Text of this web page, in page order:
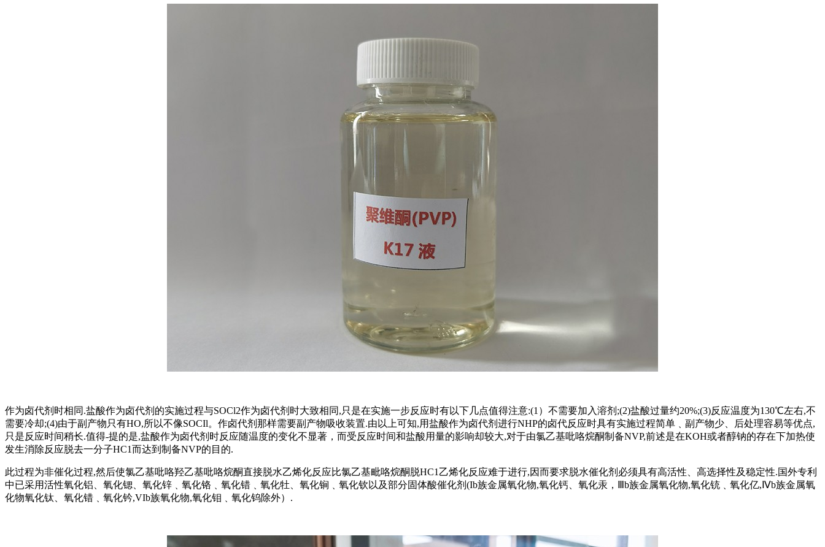
作为卤代剂时相同.盐酸作为卤代剂的实施过程与SOCl2作为卤代剂时大致相同,只是在实施一步反应时有以下几点值得注意:(1）不需要加入溶剂;(2)盐酸过量约20%;(3)反应温度为130℃左右,不
需要冷却;(4)由于副产物只有HO,所以不像SOCIl。作卤代剂那样需要副产物吸收装置.由以上可知,用盐酸作为卤代剂进行NHP的卤代反应时具有实施过程简单﹑副产物少、后处理容易等优点,
只是反应时间稍长.值得-提的是,盐酸作为卤代剂时反应随温度的变化不显著，而受反应时间和盐酸用量的影响却较大,对于由氯乙基吡咯烷酮制备NVP,前述是在KOH或者醇钠的存在下加热使
发生消除反应脱去一分子HC1而达到制备NVP的目的.
此过程为非催化过程,然后使氯乙基吡咯羟乙基吡咯烷酮直接脱水乙烯化反应比氯乙基毗咯烷酮脱HC1乙烯化反应难于进行,因而要求脱水催化剂必须具有高活性、高选择性及稳定性.国外专利
中已采用活性氧化铝、氧化锶、氧化锌﹑氧化铬﹑氧化错﹑氧化牡、氧化锏﹑氧化钦以及部分固体酸催化剂(Ib族金属氧化物,氧化钙、氧化汞，Ⅲb族金属氧化物,氧化铳﹑氧化亿,Ⅳb族金属氧
化物氧化钛、氧化错﹑氧化钤,VIb族氧化物,氧化钼﹑氧化钨除外）.